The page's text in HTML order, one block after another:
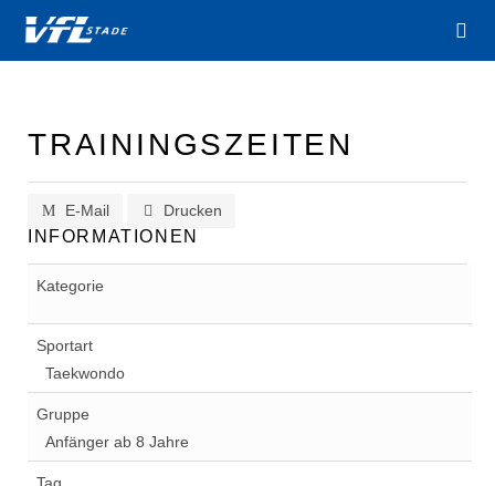
TRAININGSZEITEN
E-Mail Drucken
INFORMATIONEN
Kategorie
Sportart
Taekwondo
Gruppe
Anfänger ab 8 Jahre